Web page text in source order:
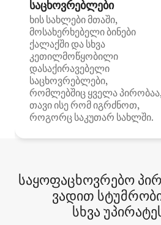
საცხოვრებლები
ხის სახლები მთაში,
მოსახერხებელი ბინები
ქალაქში და სხვა
კეთილმოწყობილი
დასაქირავებელი
საცხოვრებლები,
რომლებშიც ყველა
თავი ისე რომ იგრძნოთ,
როგორც საკუთარ სახლში.
საყოფაცხოვრებო
ვადით
სხვა